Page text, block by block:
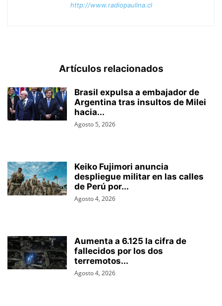
http://www.radiopaulina.cl
Artículos relacionados
Brasil expulsa a embajador de
Argentina tras insultos de Milei
hacia...
Agosto 5, 2026
Keiko Fujimori anuncia
despliegue militar en las calles
de Perú por...
Agosto 4, 2026
Aumenta a 6.125 la cifra de
fallecidos por los dos
terremotos...
Agosto 4, 2026